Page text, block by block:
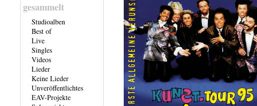
gesammelt
Studioalben
Best of
Live
Singles
Videos
Lieder
Keine Lieder
Unveröffentlichtes
EAV-Projekte